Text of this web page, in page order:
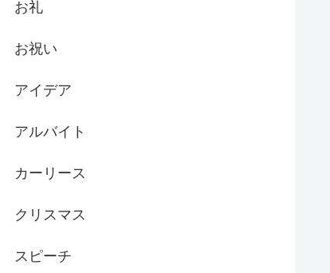
お礼
お祝い
アイデア
アルバイト
カーリース
クリスマス
スピーチ